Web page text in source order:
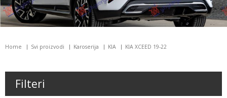
Home Svi proizvodi Karoserija KIA KIA XCEED 19-22
Filteri